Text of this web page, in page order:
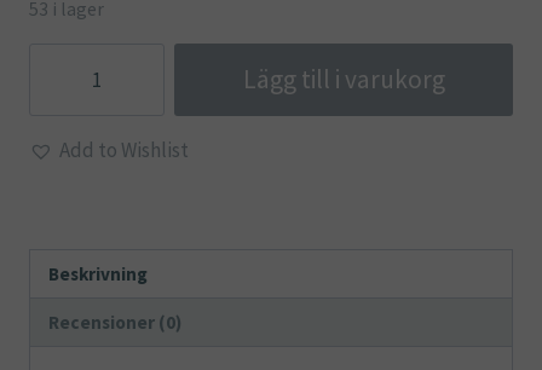
53 i lager
Lägg till i varukorg
Add to Wishlist
Beskrivning
Recensioner (0)